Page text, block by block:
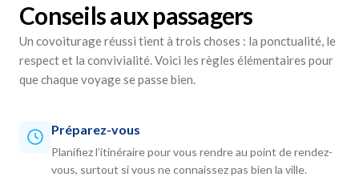
Conseils aux passagers
Un covoiturage réussi tient à trois choses : la ponctualité, le
respect et la convivialité. Voici les règles élémentaires pour
que chaque voyage se passe bien.
Préparez-vous
Planifiez l’itinéraire pour vous rendre au point de rendez-
vous, surtout si vous ne connaissez pas bien la ville.